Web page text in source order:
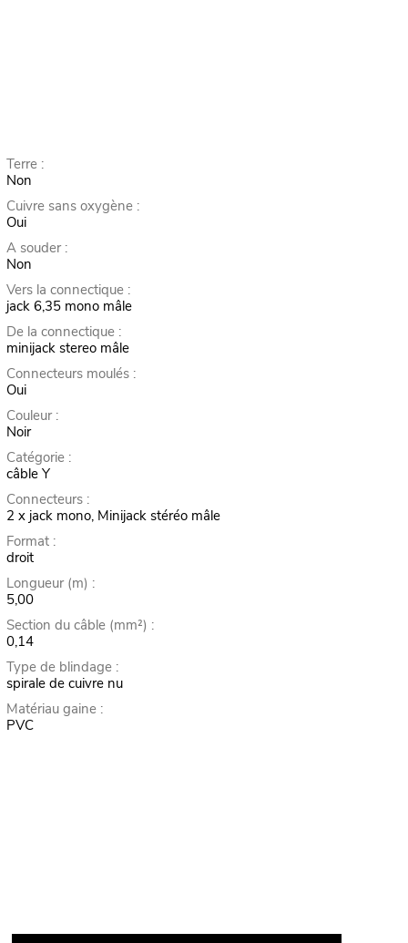
Terre :
Non
Cuivre sans oxygène :
Oui
A souder :
Non
Vers la connectique :
jack 6,35 mono mâle
De la connectique :
minijack stereo mâle
Connecteurs moulés :
Oui
Couleur :
Noir
Catégorie :
câble Y
Connecteurs :
2 x jack mono, Minijack stéréo mâle
Format :
droit
Longueur (m) :
5,00
Section du câble (mm²) :
0,14
Type de blindage :
spirale de cuivre nu
Matériau gaine :
PVC